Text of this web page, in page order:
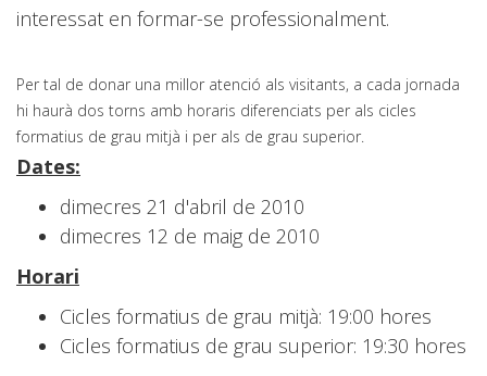
interessat en formar-se professionalment.
Per tal de donar una millor atenció als visitants, a cada jornada
hi haurà dos torns amb horaris diferenciats per als cicles
formatius de grau mitjà i per als de grau superior.
Dates:
dimecres 21 d'abril de 2010
dimecres 12 de maig de 2010
Horari
Cicles formatius de grau mitjà: 19:00 hores
Cicles formatius de grau superior: 19:30 hores